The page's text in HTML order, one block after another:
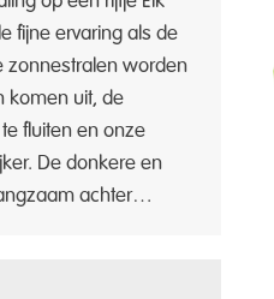
fijne ervaring als de
zonnestralen worden
komen uit, de
fluiten en onze
De donkere en
achter…